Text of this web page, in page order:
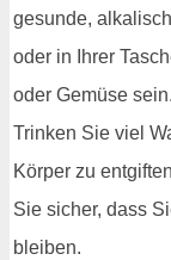
gesunde,
oder in Ihrer
oder Gemüse sein.
Trinken Sie viel
Körper zu
Sie sicher, dass
bleiben.